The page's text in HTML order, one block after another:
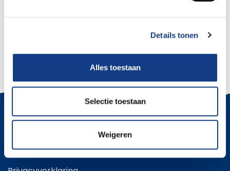
Details tonen
Alles toestaan
Selectie toestaan
Weigeren
Direct naar
Vacatures